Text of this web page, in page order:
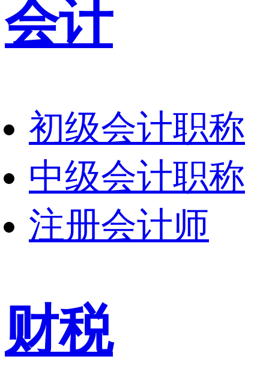
会计
初级会计职称
中级会计职称
注册会计师
财税